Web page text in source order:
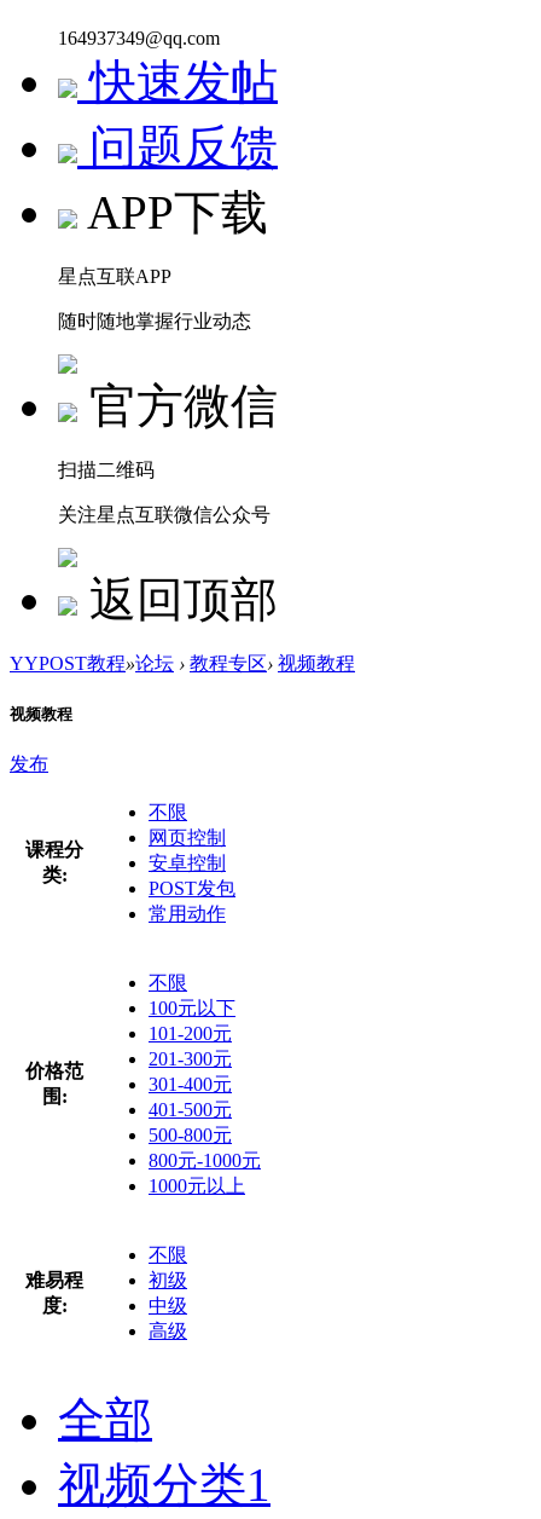
164937349@qq.com
快速发帖
问题反馈
APP下载
星点互联APP
随时随地掌握行业动态
官方微信
扫描二维码
关注星点互联微信公众号
返回顶部
YYPOST教程»论坛 › 教程专区› 视频教程
视频教程
发布
课程分
类:
不限
网页控制
安卓控制
POST发包
常用动作
价格范
围:
不限
100元以下
101-200元
201-300元
301-400元
401-500元
500-800元
800元-1000元
1000元以上
难易程
度:
不限
初级
中级
高级
全部
视频分类1